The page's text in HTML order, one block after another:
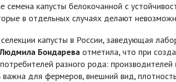
семена капусты белокочанной с
в отдельных случаях делают
капусты в России, заведующая
Бондарева отметила, что при
разного рода:
для фермеров, внешний вид,